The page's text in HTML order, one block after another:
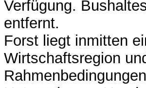
Verfügung.
entfernt.
Forst liegt inmitten
Wirtschaftsregion